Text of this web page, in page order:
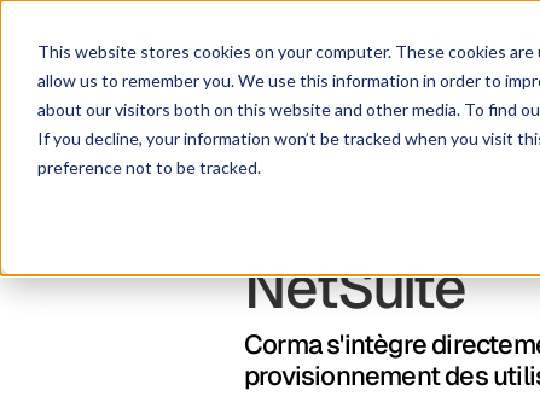
This website stores cookies on your computer. These cookies
allow us to remember you. We use this information in order to
about our visitors both on this website and other media. To find
If you decline, your information won’t be tracked when you visit
preference not to be tracked.
Solution
NetSuite
Corma s'intègre
provisionnement des